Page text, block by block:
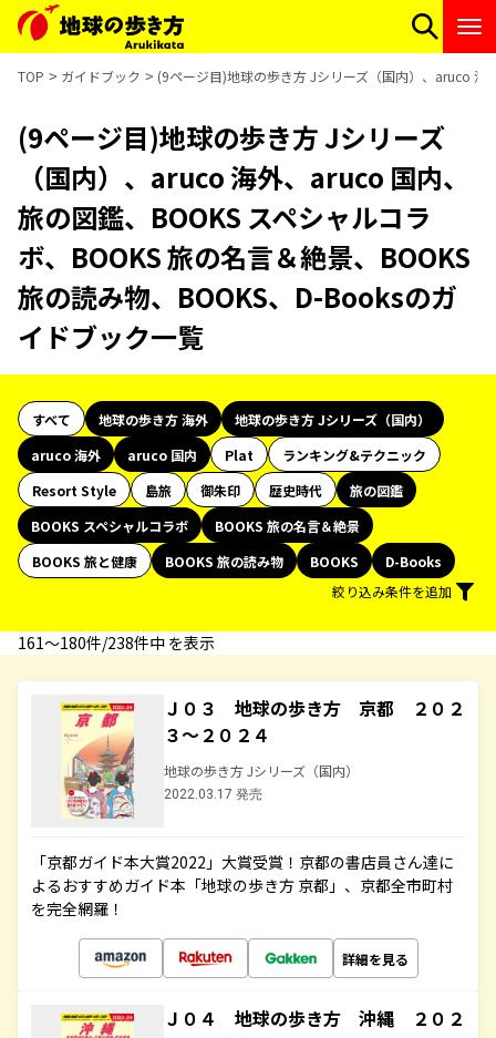
TOP ガイドブック (9ページ目)地球の歩き方 Jシリーズ（国内）、aruco 海
(9ページ目)地球の歩き方 Jシリーズ
（国内）、aruco 海外、aruco 国内、
旅の図鑑、BOOKS スペシャルコラ
ボ、BOOKS 旅の名言＆絶景、BOOKS
旅の読み物、BOOKS、D-Booksのガ
イドブック一覧
すべて 地球の歩き方 海外
地球の歩き方 Jシリーズ（国内）
aruco 海外
aruco 国内 Plat
ランキング&テクニック
Resort Style
島旅 御朱印 歴史時代
旅の図鑑
BOOKS スペシャルコラボ
BOOKS 旅の名言＆絶景
BOOKS 旅と健康
BOOKS 旅の読み物 BOOKS
D-Books
絞り込み条件を追加
161〜180件/238件中 を表示
Ｊ０３ 地球の歩き方 京都 ２０２
３～２０２４
地球の歩き方 Jシリーズ（国内）
2022.03.17 発売
「京都ガイド本大賞2022」大賞受賞！京都の書店員さん達に
よるおすすめガイド本「地球の歩き方 京都」、京都全市町村
を完全網羅！
詳細を見る
Ｊ０４ 地球の歩き方 沖縄 ２０２